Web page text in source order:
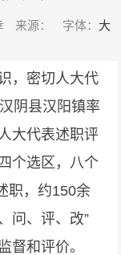
来源： 字体： 大
，密切人大代
阴县汉阳镇率
大代表述职评
个选区，八个
职，约150余
问、评、改”
督和评价。